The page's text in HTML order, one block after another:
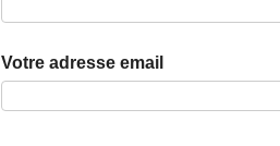
Votre adresse email